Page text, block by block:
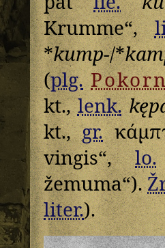
Krumme“,
*kump-/*
(plg.
kt.,lenk.
kt.,gr.
vingis“,lo.
žemuma“).
liter.).